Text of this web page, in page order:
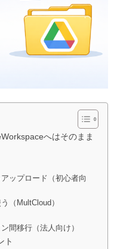
へはそのまま
ップロード（初心者向
（MultCloud）
間移行（法人向け）
ト